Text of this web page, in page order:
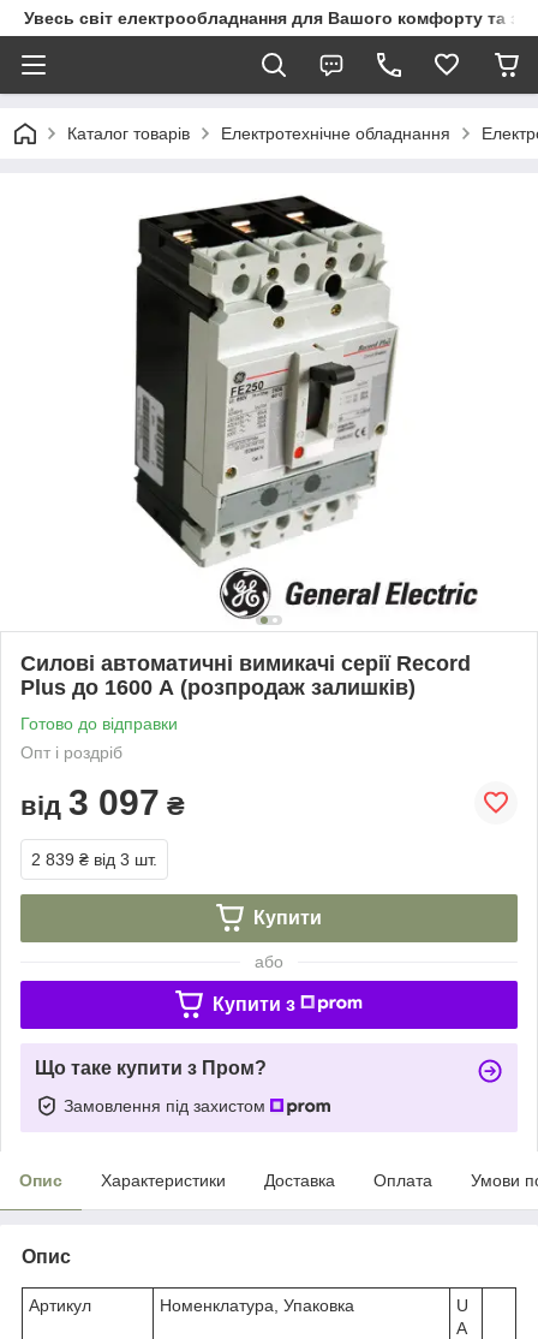
Увесь світ електрообладнання для Вашого комфорту та
Каталог товарів Електротехнічне обладнання
Силові автоматичні вимикачі серії Record
Plus до 1600 А (розпродаж залишків)
Готово до відправки
Опт і роздріб
від 3 097 ₴
2 839 ₴ від 3 шт.
Купити
або
Купити з
Що таке купити з Пром?
Замовлення під захистом
Опис Характеристики Доставка Оплата Умови
Опис
Артикул Номенклатура, Упаковка
U
A